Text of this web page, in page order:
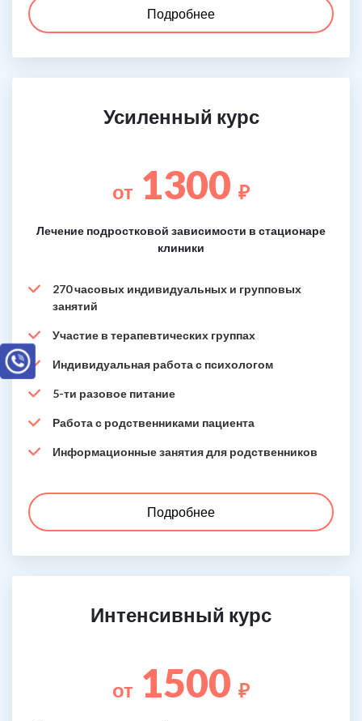
Подробнее
Усиленный курс
от 1300 ₽
Лечение подростковой зависимости в стационаре
клиники
270 часовых индивидуальных и групповых
занятий
Участие в терапевтических группах
Индивидуальная работа с психологом
5-ти разовое питание
Работа с родственниками пациента
Информационные занятия для родственников
Подробнее
Интенсивный курс
от 1500 ₽